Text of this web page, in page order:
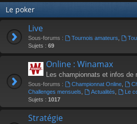
Le poker
Live
Sous-forums : Tournois amateurs
Sujets : 69
Online : Winamax
Les championnats et infos de
Sous-forums : Championnat Online,
Challenges mensuels
Actualités
Le
Sujets : 1017
Stratégie